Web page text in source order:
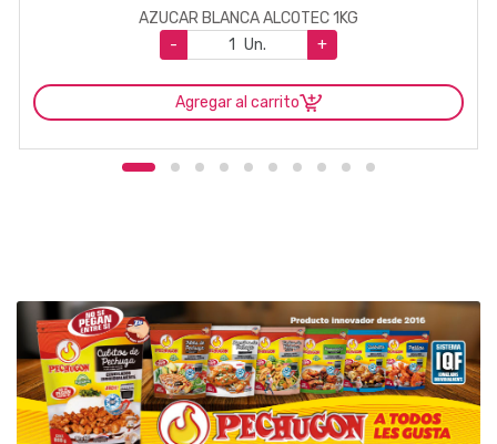
AZUCAR BLANCA ALCOTEC 1KG
-
Un. +
Agregar al carrito